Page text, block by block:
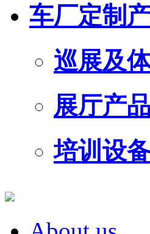
车厂定制
巡展及
展厅产品
培训设